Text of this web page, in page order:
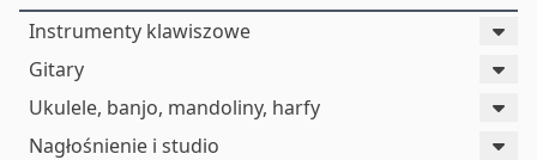
Instrumenty klawiszowe
Gitary
Ukulele, banjo, mandoliny, harfy
Nagłośnienie i studio